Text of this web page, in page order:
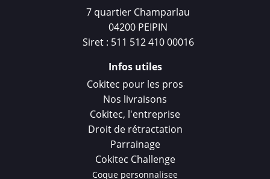
7 quartier Champarlau
04200 PEIPIN
Siret : 511 512 410 00016
Infos utiles
Cokitec pour les pros
Nos livraisons
Cokitec, l'entreprise
Droit de rétractation
Parrainage
Cokitec Challenge
Coque personnalisee